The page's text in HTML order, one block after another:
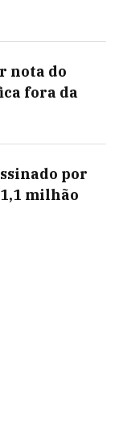
nota do
fora da
por
milhão